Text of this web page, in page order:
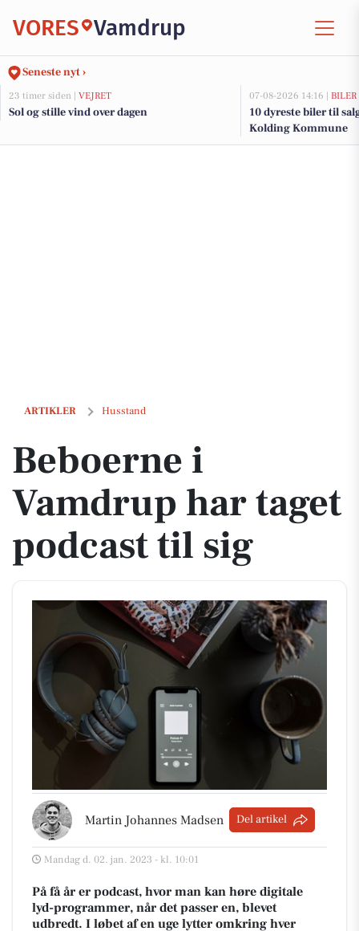
VORES Vamdrup
Seneste nyt ›
23 timer siden | VEJRET
Sol og stille vind over dagen
07-08-2026 14:16 | BILER
10 dyreste biler til
Kolding Kommune
ARTIKLER Husstand
Beboerne i Vamdrup har taget podcast til sig
Beboerne i
Vamdrup har taget
podcast til sig
Martin Johannes Madsen Del artikel
Mandag d. 02. jan. 2023 - kl. 10:01
På få år er podcast, hvor man kan høre digitale
lyd-programmer, når det passer en, blevet
udbredt. I løbet af en uge lytter omkring hver